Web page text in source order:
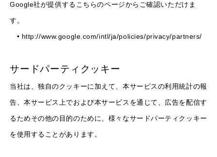
Google社が提供するこちらのページからご確認いただけま
す。
• http://www.google.com/intl/ja/policies/privacy/partners/
サードパーティクッキー
当社は、独自のクッキーに加えて、本サービスの利用統計の報
告、本サービス上でおよび本サービスを通じて、広告を配信す
るためその他の目的のために、様々なサードパーティクッキー
を使用することがあります。